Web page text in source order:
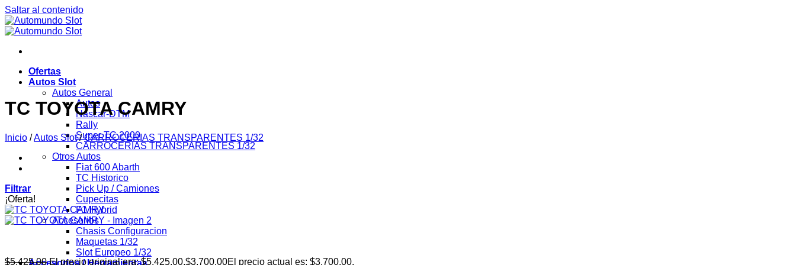
Saltar al contenido
Ofertas
Autos Slot
Autos General
Autos
Nascar-DTM
Rally
Super TC 2000
CARROCERIAS TRANSPARENTES 1/32
Otros Autos
Fiat 600 Abarth
TC Historico
Pick Up / Camiones
Cupecitas
F1 Hybrid
Accesorios
Chasis Configuracion
Maquetas 1/32
Slot Europeo 1/32
Accesorios / Herramientas
TC TOYOTA CAMRY
Inicio /Autos Slot / CARROCERIAS TRANSPARENTES 1/32
Filtrar
¡Oferta!
$5,425.00 El precio original era: $5,425.00.$3,700.00El precio actual es: $3,700.00.